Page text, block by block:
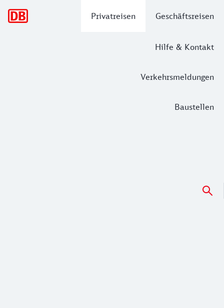
Privatreisen Geschäftsreisen
Hilfe & Kontakt
Verkehrsmeldungen
Baustellen